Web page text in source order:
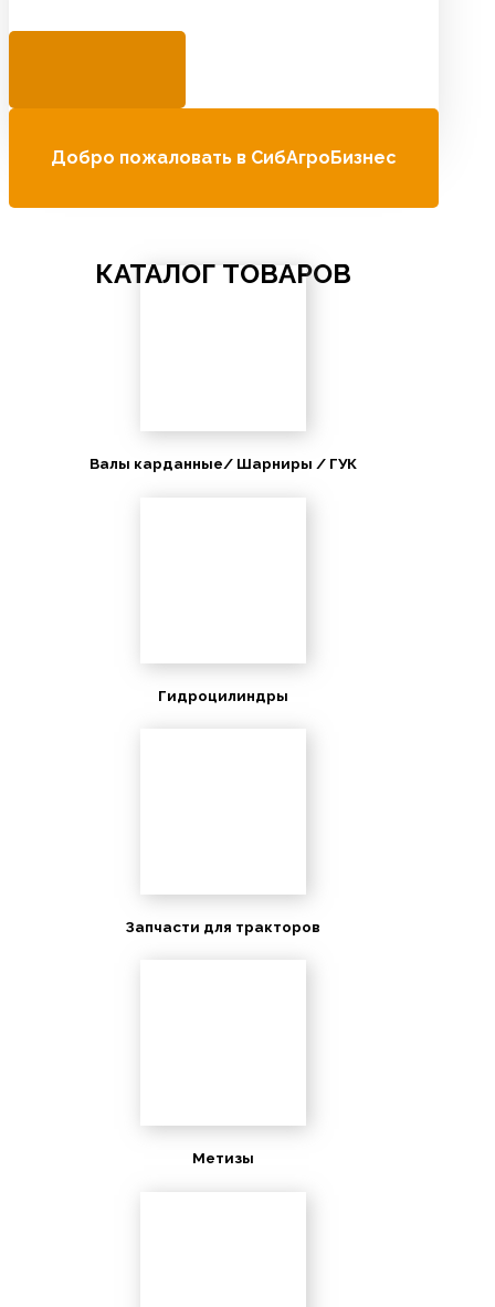
Добро пожаловать в СибАгроБизнес
КАТАЛОГ ТОВАРОВ
Валы карданные/ Шарниры / ГУК
Гидроцилиндры
Запчасти для тракторов
Метизы